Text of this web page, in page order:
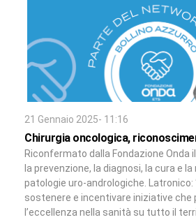
21 Gennaio 2025- 11:16
Chirurgia oncologica,
Riconfermato dalla Fondazione Onda
la prevenzione, la diagnosi, la cura e
patologie uro-andrologiche. Latronico:
sostenere e incentivare iniziative che
l’eccellenza nella sanità su tutto il